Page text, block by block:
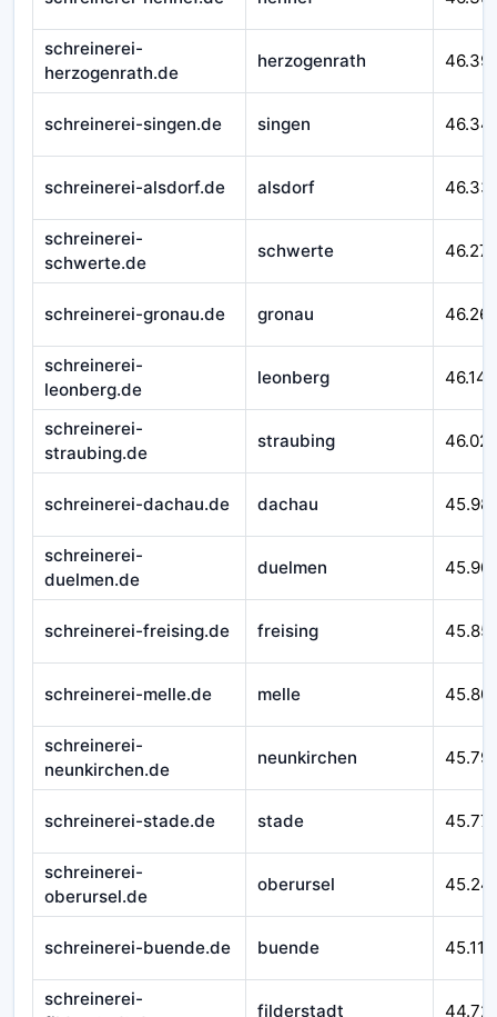
schreinerei-
herzogenrath.de
herzogenrath
schreinerei-singen.de singen
schreinerei-alsdorf.de alsdorf
schreinerei-
schwerte.de
schwerte
schreinerei-gronau.de gronau
schreinerei-
leonberg.de
leonberg 46.143
schreinerei-
straubing.de
straubing
schreinerei-dachau.de dachau
schreinerei-
duelmen.de
duelmen
schreinerei-freising.de freising
schreinerei-melle.de melle
schreinerei-
neunkirchen.de
neunkirchen
schreinerei-stade.de stade
schreinerei-
oberursel.de
oberursel
schreinerei-buende.de buende 45.116
schreinerei-
filderstadt 44.721